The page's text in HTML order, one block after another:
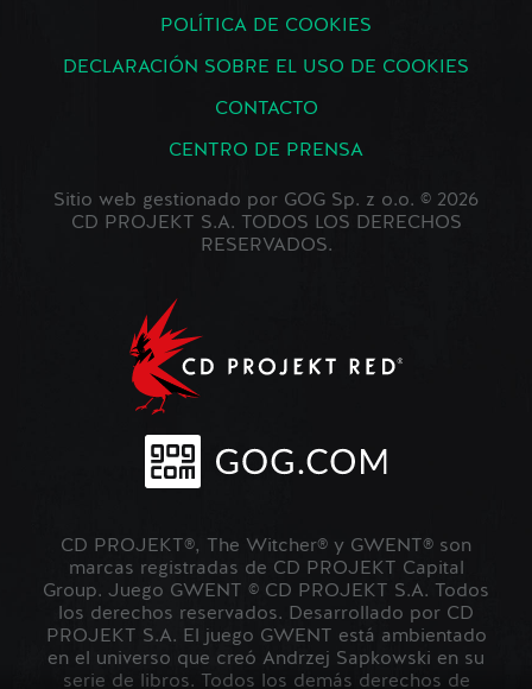
POLÍTICA DE COOKIES
DECLARACIÓN SOBRE EL USO DE COOKIES
CONTACTO
CENTRO DE PRENSA
Sitio web gestionado por GOG Sp. z o.o. © 2026
CD PROJEKT S.A. TODOS LOS DERECHOS
RESERVADOS.
CD PROJEKT®, The Witcher® y GWENT® son
marcas registradas de CD PROJEKT Capital
Group. Juego GWENT © CD PROJEKT S.A. Todos
los derechos reservados. Desarrollado por CD
PROJEKT S.A. El juego GWENT está ambientado
en el universo que creó Andrzej Sapkowski en su
serie de libros. Todos los demás derechos de